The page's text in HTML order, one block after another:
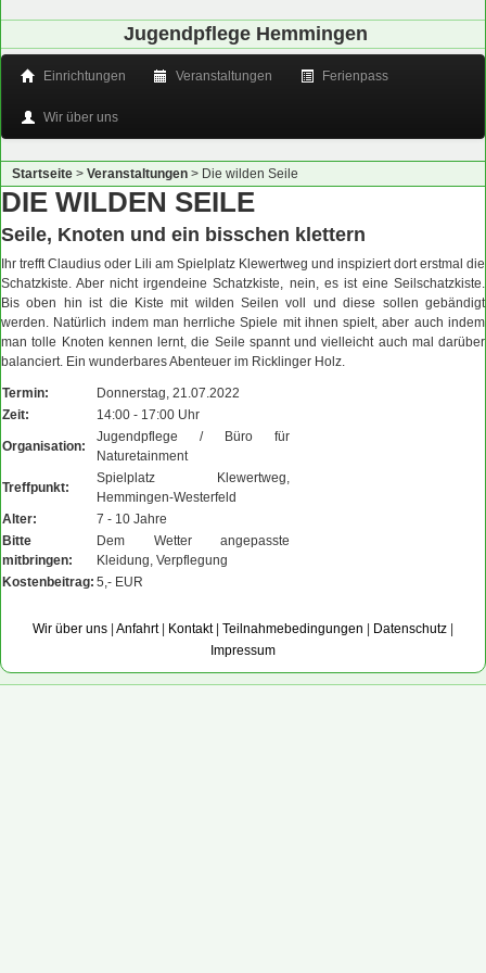
Jugendpflege Hemmingen
Einrichtungen Veranstaltungen Ferienpass
Wir über uns
Startseite > Veranstaltungen > Die wilden Seile
DIE WILDEN SEILE
Seile, Knoten und ein bisschen klettern
Ihr trefft Claudius oder Lili am Spielplatz Klewertweg und inspiziert dort erstmal die
Schatzkiste. Aber nicht irgendeine Schatzkiste, nein, es ist eine Seilschatzkiste.
Bis oben hin ist die Kiste mit wilden Seilen voll und diese sollen gebändigt
werden. Natürlich indem man herrliche Spiele mit ihnen spielt, aber auch indem
man tolle Knoten kennen lernt, die Seile spannt und vielleicht auch mal darüber
balanciert. Ein wunderbares Abenteuer im Ricklinger Holz.
Termin:
Donnerstag, 21.07.2022
Zeit:
14:00 - 17:00 Uhr
Organisation:
Jugendpflege / Büro für
Naturetainment
Treffpunkt:
Spielplatz Klewertweg,
Hemmingen-Westerfeld
Alter:
7 - 10 Jahre
Bitte
mitbringen:
Dem Wetter angepasste
Kleidung, Verpflegung
Kostenbeitrag: 5,- EUR
Wir über uns Anfahrt| Kontakt| Teilnahmebedingungen Datenschutz
Impressum